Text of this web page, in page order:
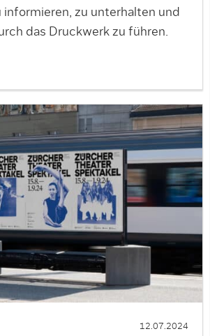
informieren, zu unterhalten und
das Druckwerk zu führen.
12.07.2024